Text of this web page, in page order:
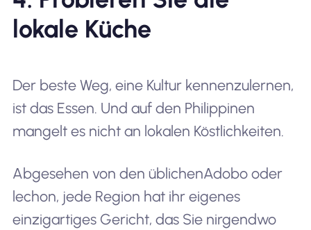
lokale Küche
Der beste Weg, eine Kultur kennenzulernen,
ist das Essen. Und auf den Philippinen
mangelt es nicht an lokalen Köstlichkeiten.
Abgesehen von den üblichenAdobooder
lechon, jede Region hat ihr eigenes
einzigartiges Gericht, das Sie nirgendwo